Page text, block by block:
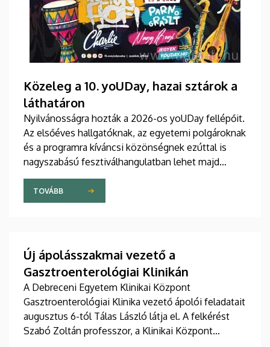
Közeleg a 10. yoUDay, hazai sztárok a
láthatáron
Nyilvánosságra hozták a 2026-os yoUDay fellépőit.
Az elsőéves hallgatóknak, az egyetemi polgároknak
és a programra kíváncsi közönségnek ezúttal is
nagyszabású fesztiválhangulatban lehet majd
része, grandiózus tanévnyitó stadionshow-n
vehetnek részt szeptember közepén.
TOVÁBB
Új ápolásszakmai vezető a
Gasztroenterológiai Klinikán
A Debreceni Egyetem Klinikai Központ
Gasztroenterológiai Klinika vezető ápolói feladatait
augusztus 6-tól Tálas László látja el. A felkérést
Szabó Zoltán professzor, a Klinikai Központ